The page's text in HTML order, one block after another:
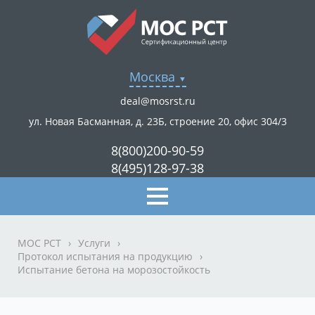
Москва
deal@mosrst.ru
ул. Новая Басманная, д. 23Б, строение 20, офис 304/3
8(800)200-90-59
8(495)128-97-38
МОС РСТ › Услуги
›
Протокол испытания на продукцию
›
Испытание бетона на морозостойкость